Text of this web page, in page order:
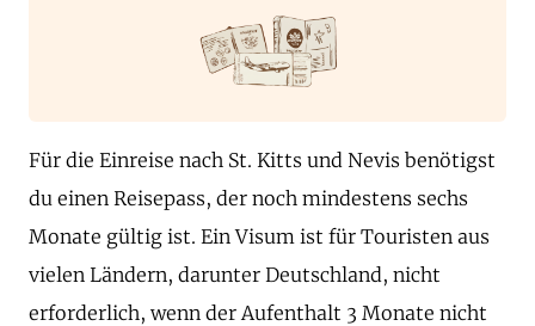
Für die Einreise nach St. Kitts und Nevis benötigst
du einen Reisepass, der noch mindestens sechs
Monate gültig ist. Ein Visum ist für Touristen aus
vielen Ländern, darunter Deutschland, nicht
erforderlich, wenn der Aufenthalt 3 Monate nicht